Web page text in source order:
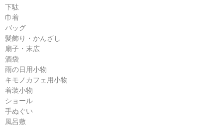
下駄
巾着
バッグ
髪飾り・かんざし
扇子・末広
酒袋
雨の日用小物
キモノカフェ用小物
着装小物
ショール
手ぬぐい
風呂敷